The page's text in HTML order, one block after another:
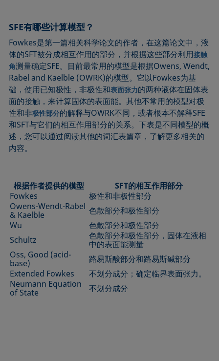
SFE有哪些计算模型？
Fowkes是第一篇相关科学论文的作者，在这篇论文中，液
体的SFT被分成相互作用的部分，并根据这些部分利用接触
角测量确定SFE。目前最常用的模型是根据Owens, Wendt,
Rabel and Kaelble (OWRK)的模型。它以Fowkes为基
础，使用已知极性，非极性和表面张力的两种液体在固体表
面的接触，来计算固体的表面能。其他不常用的模型对极
性和非极性部分的解释与OWRK不同，或者根本不解释SFE
和SFT与它们的相互作用部分的关系。下表是不同模型的概
述，您可以通过阅读其他的词汇表篇章，了解更多相关的
内容。
根据作者提供的模型
SFT的相互作用部分
Fowkes
极性和非极性部分
Owens-Wendt-Rabel
& Kaelble
色散部分和极性部分
Wu
色散部分和极性部分
Schultz
色散部分和极性部分，固体在液相
中的表面能测量
Oss, Good (acid-
base)
路易斯酸部分和路易斯碱部分
Extended Fowkes
不划分成分；确定临界表面张力。
Neumann Equation
of State
不划分成分